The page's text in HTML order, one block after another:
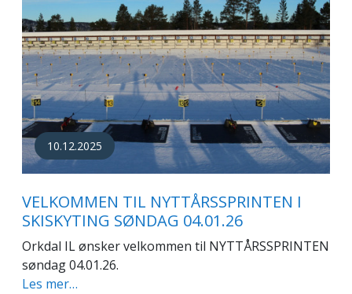
10.12.2025
VELKOMMEN TIL NYTTÅRSSPRINTEN I
SKISKYTING SØNDAG 04.01.26
Orkdal IL ønsker velkommen til NYTTÅRSSPRINTEN
søndag 04.01.26.
Les mer…